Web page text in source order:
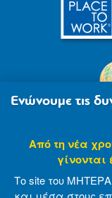
Ενώνουμε τις
Από τη νέα
γίνονται
Το site του